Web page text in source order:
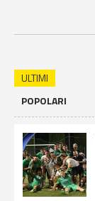
ULTIMI
POPOLARI